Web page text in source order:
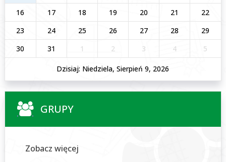
16
17 18 19 20 21
22
23
24 25 26 27 28
29
30
31 1 2 3 4 5
Dzisiaj: Niedziela, Sierpień 9, 2026
GRUPY
Zobacz więcej